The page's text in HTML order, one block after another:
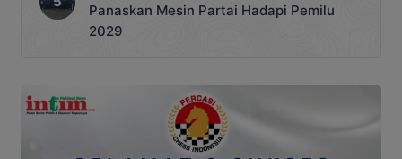
Panaskan Mesin Partai Hadapi Pemilu
2029